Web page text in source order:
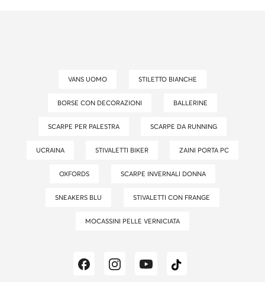
VANS UOMO STILETTO BIANCHE
BORSE CON DECORAZIONI BALLERINE
SCARPE PER PALESTRA SCARPE DA RUNNING
UCRAINA STIVALETTI BIKER ZAINI PORTA PC
OXFORDS SCARPE INVERNALI DONNA
SNEAKERS BLU STIVALETTI CON FRANGE
MOCASSINI PELLE VERNICIATA